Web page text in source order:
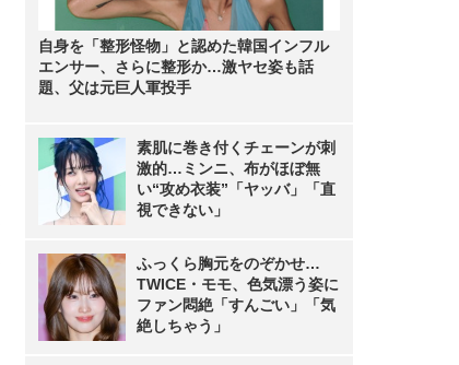
自身を「整形怪物」と認めた韓国インフル
エンサー、さらに整形か…激ヤセ姿も話
題、父は元巨人軍投手
素肌に巻き付くチェーンが刺
激的…ミンニ、布がほぼ無
い“攻め衣装”「ヤッバ」「直
視できない」
ふっくら胸元をのぞかせ…
TWICE・モモ、色気漂う姿に
ファン悶絶「すんごい」「気
絶しちゃう」